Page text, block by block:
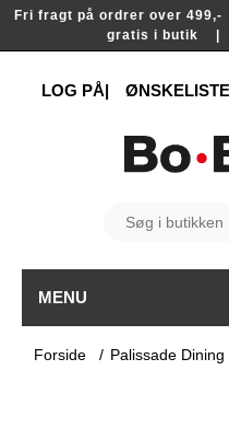
Fri fragt på ordrer over
gratis i butik |
LOG PÅ ØNSKELISTE
MENU
Forside / Palissade